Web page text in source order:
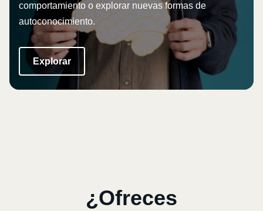
comportamiento o explorar nuevas formas de
autoconocimiento.
Explorar
¿Ofreces